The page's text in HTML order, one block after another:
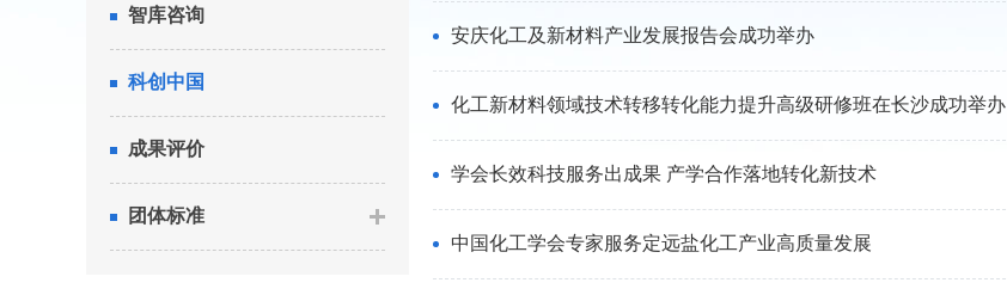
智库咨询
科创中国
成果评价
团体标准
安庆化工及新材料产业发展报告会成功举办
化工新材料领域技术转移转化能力提升高级研修班在长沙成功举办
学会长效科技服务出成果 产学合作落地转化新技术
中国化工学会专家服务定远盐化工产业高质量发展